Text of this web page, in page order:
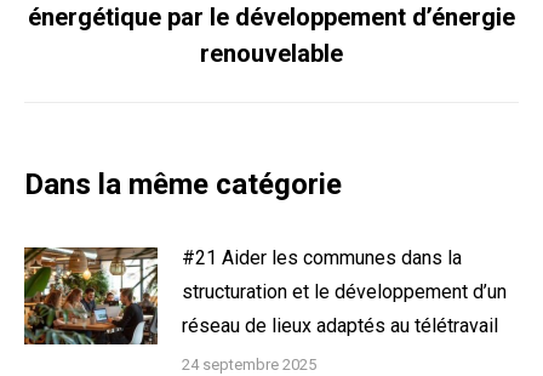
Article
suivant
énergétique par le développement d’énergie
renouvelable
Dans la même catégorie
#21 Aider les communes dans la
structuration et le développement d’un
réseau de lieux adaptés au télétravail
24 septembre 2025